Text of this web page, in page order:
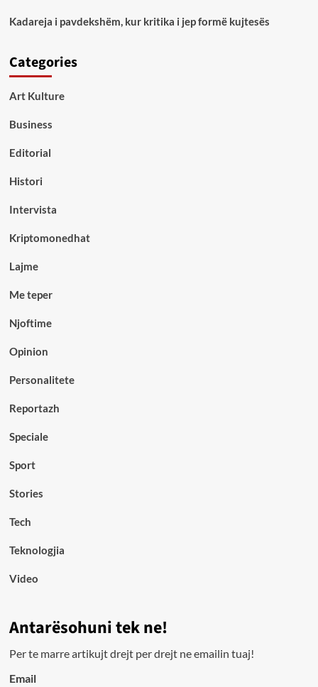
Kadareja i pavdekshëm, kur kritika i jep formë kujtesës
Categories
Art Kulture
Business
Editorial
Histori
Intervista
Kriptomonedhat
Lajme
Me teper
Njoftime
Opinion
Personalitete
Reportazh
Speciale
Sport
Stories
Tech
Teknologjia
Video
Antarësohuni tek ne!
Per te marre artikujt drejt per drejt ne emailin tuaj!
Email